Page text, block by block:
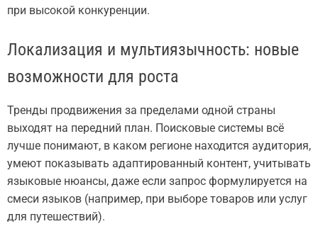
при высокой конкуренции.
Локализация и мультиязычность: новые
возможности для роста
Тренды продвижения за пределами одной страны
выходят на передний план. Поисковые системы всё
лучше понимают, в каком регионе находится аудитория,
умеют показывать адаптированный контент, учитывать
языковые нюансы, даже если запрос формулируется на
смеси языков (например, при выборе товаров или услуг
для путешествий).